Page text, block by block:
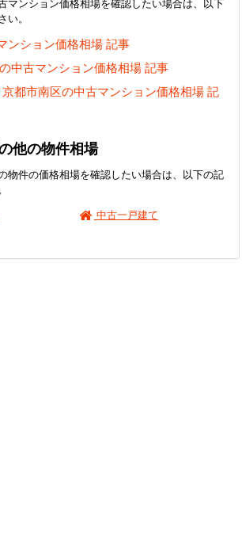
マンション価格相場を確認したい場合は、以下
。
ンション価格相場 記事
中古マンション価格相場 記事
都市南区の中古マンション価格相場 記
他の物件相場
物件の価格相場を確認したい場合は、以下の記
中古一戸建て